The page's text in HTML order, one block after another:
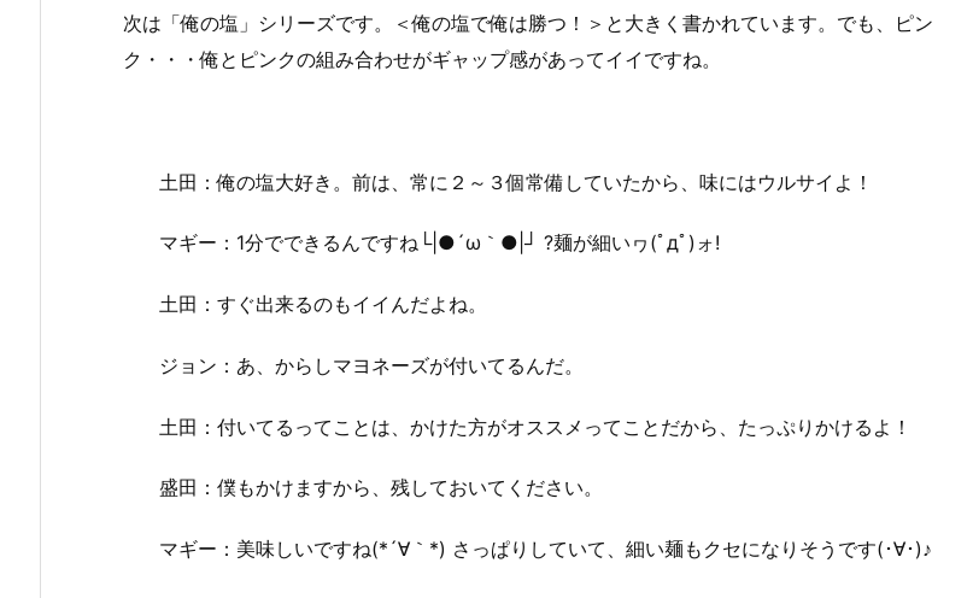
次は「俺の塩」シリーズです。＜俺の塩で俺は勝つ！＞と大きく書かれています。でも、ピン
ク・・・俺とピンクの組み合わせがギャップ感があってイイですね。
土田：俺の塩大好き。前は、常に２～３個常備していたから、味にはウルサイよ！
マギー：1分でできるんですね└|●´ω｀●|┘ ?麺が細いヮ(ﾟдﾟ)ォ!
土田：すぐ出来るのもイイんだよね。
ジョン：あ、からしマヨネーズが付いてるんだ。
土田：付いてるってことは、かけた方がオススメってことだから、たっぷりかけるよ！
盛田：僕もかけますから、残しておいてください。
マギー：美味しいですね(*´∀｀*) さっぱりしていて、細い麺もクセになりそうです(･∀･)♪